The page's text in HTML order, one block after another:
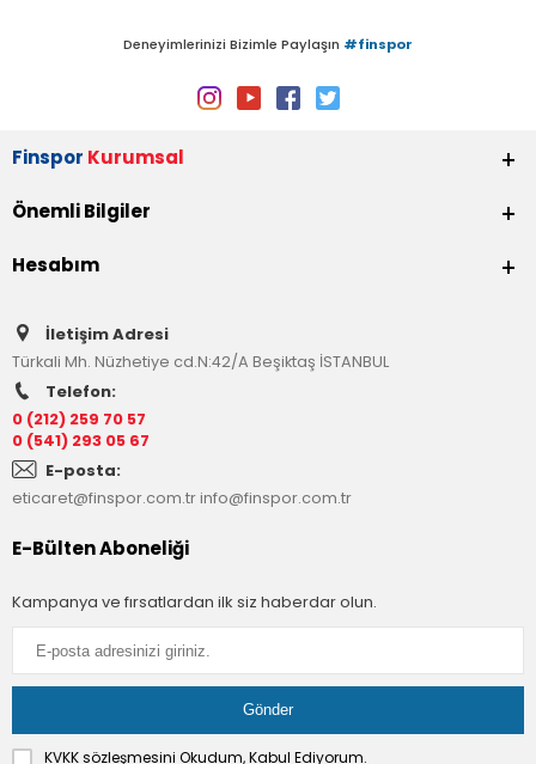
Deneyimlerinizi Bizimle Paylaşın #finspor
Finspor Kurumsal
Önemli Bilgiler
Hesabım
İletişim Adresi
Türkali Mh. Nüzhetiye cd.N:42/A Beşiktaş İSTANBUL
Telefon:
0 (212) 259 70 57
0 (541) 293 05 67
E-posta:
eticaret@finspor.com.trinfo@finspor.com.tr
E-Bülten Aboneliği
Kampanya ve fırsatlardan ilk siz haberdar olun.
KVKK sözleşmesini Okudum, Kabul Ediyorum.